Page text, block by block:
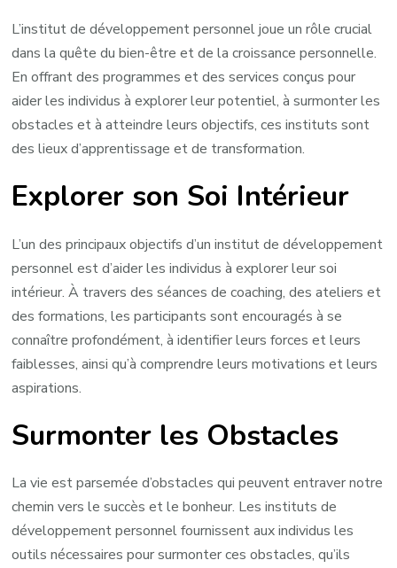
L’institut de développement personnel joue un rôle crucial
dans la quête du bien-être et de la croissance personnelle.
En offrant des programmes et des services conçus pour
aider les individus à explorer leur potentiel, à surmonter les
obstacles et à atteindre leurs objectifs, ces instituts sont
des lieux d’apprentissage et de transformation.
Explorer son Soi Intérieur
L’un des principaux objectifs d’un institut de développement
personnel est d’aider les individus à explorer leur soi
intérieur. À travers des séances de coaching, des ateliers et
des formations, les participants sont encouragés à se
connaître profondément, à identifier leurs forces et leurs
faiblesses, ainsi qu’à comprendre leurs motivations et leurs
aspirations.
Surmonter les Obstacles
La vie est parsemée d’obstacles qui peuvent entraver notre
chemin vers le succès et le bonheur. Les instituts de
développement personnel fournissent aux individus les
outils nécessaires pour surmonter ces obstacles, qu’ils